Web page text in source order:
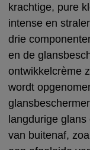
krachtige, pure
intense en
drie
en de
ontwikkelcrème
wordt
langdurige
van buitenaf,